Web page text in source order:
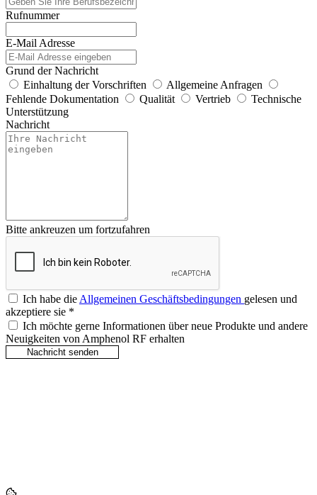
Rufnummer
E-Mail Adresse
Grund der Nachricht
Einhaltung der Vorschriften
Allgemeine Anfragen
Fehlende Dokumentation
Qualität Vertrieb
Technische
Unterstützung
Nachricht
Bitte ankreuzen um fortzufahren
Ich habe dieAllgemeinen Geschäftsbedingungen gelesen und
akzeptiere sie *
Ich möchte gerne Informationen über neue Produkte und andere
Neuigkeiten von Amphenol RF erhalten